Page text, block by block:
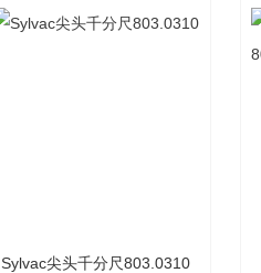
Sylvac尖头千分尺803.0310